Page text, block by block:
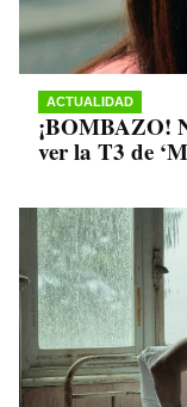
ACTUALIDAD
¡BOMBAZO!
ver la T3 de